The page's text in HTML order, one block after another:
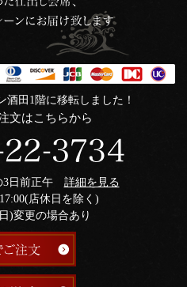
酒田1階に移転しました！
文はこちらから
3日前正午 詳細を見る
店休日を除く)
)変更の場合あり